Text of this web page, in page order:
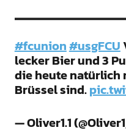
#fcunion#usgFCU
lecker Bier und 3
die heute natürlich
Brüssel sind.
— Oliver1.1